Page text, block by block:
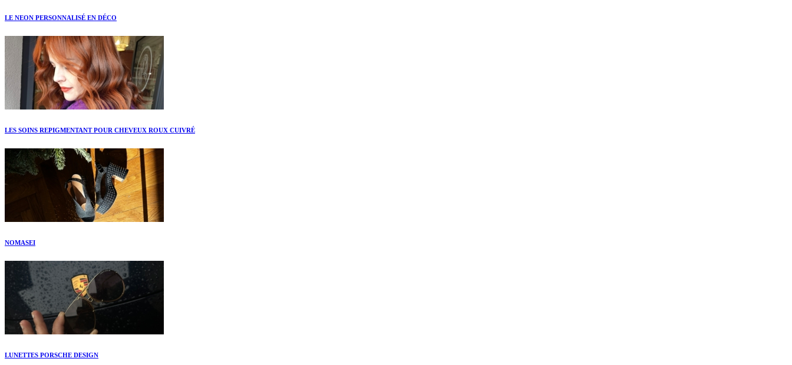
LE NEON PERSONNALISÉ EN DÉCO
LES SOINS REPIGMENTANT POUR CHEVEUX ROUX CUIVRÉ
NOMASEI
LUNETTES PORSCHE DESIGN